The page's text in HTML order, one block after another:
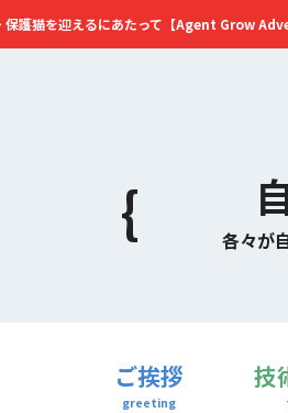
各々が
保護猫を迎えるにあたって【Agent Grow
ご挨拶
greeting
技